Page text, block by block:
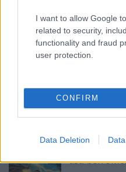
I want to allow Google
related to security,
functionality and fraud
user protection.
CONFIRM
Data Deletion
usa box
usa box